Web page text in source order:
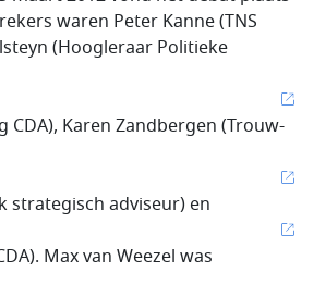
waren Peter Kanne (TNS
(Hoogleraar Politieke
CDA), Karen Zandbergen (Trouw-
strategisch adviseur) en
Max van Weezel was